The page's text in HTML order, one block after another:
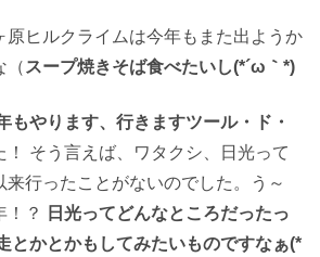
原ヒルクライムは今年もまた出ようか
（ スープ焼きそば食べたいし(*´ω｀*)
もやります、行きますツール・ド・
！ そう言えば、ワタクシ、日光って
行ったことがないのでした。う～
！？
日光ってどんなところだったっ
とかとかもしてみたいものですなぁ(*